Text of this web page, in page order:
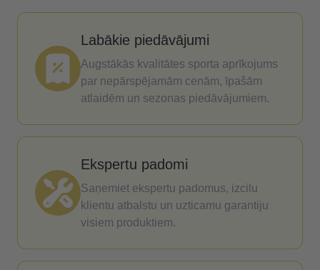
Labākie piedāvājumi
Augstākās kvalitātes sporta aprīkojums
par nepārspējamām cenām, īpašām
atlaidēm un sezonas piedāvājumiem.
Ekspertu padomi
Saņemiet ekspertu padomus, izcilu
klientu atbalstu un uzticamu garantiju
visiem produktiem.